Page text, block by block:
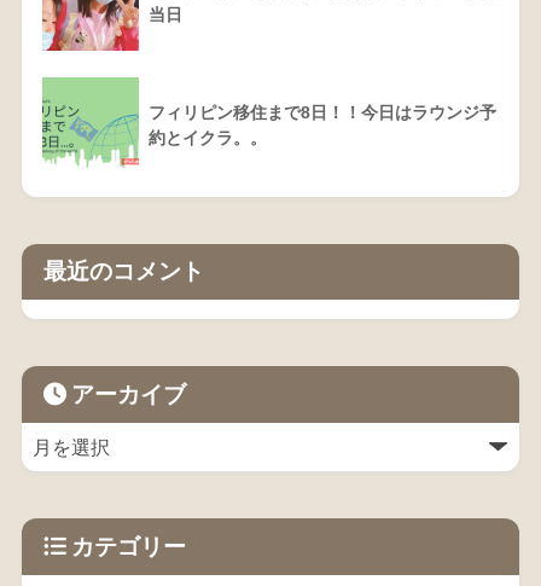
当日
フィリピン移住まで8日！！今日はラウンジ予
約とイクラ。。
最近のコメント
アーカイブ
カテゴリー